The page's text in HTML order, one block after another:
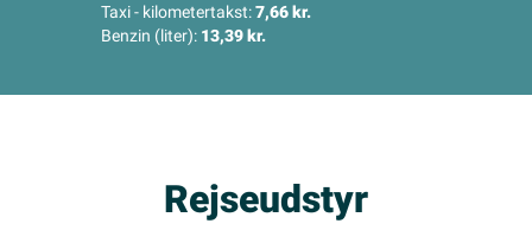
Taxi - kilometertakst:7,66 kr.
Benzin (liter): 13,39 kr.
Rejseudstyr